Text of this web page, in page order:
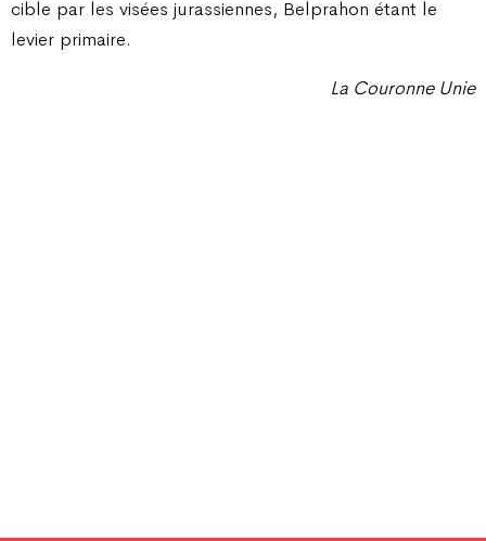
cible par les visées jurassiennes, Belprahon étant le
levier primaire.
La Couronne Unie